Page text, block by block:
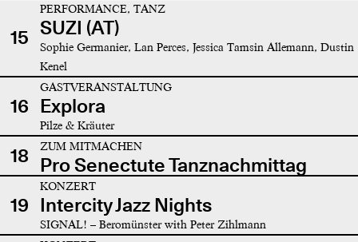
15
PERFORMANCE, TANZ
SUZI (AT)
Sophie Germanier, Lan Perces, Jessica Tamsin Allemann, Dustin
Kenel
16
GASTVERANSTALTUNG
Explora
Pilze & Kräuter
18 ZUM MITMACHEN
Pro Senectute Tanznachmittag
19
KONZERT
Intercity Jazz Nights
SIGNAL! – Beromünster with Peter Zihlmann